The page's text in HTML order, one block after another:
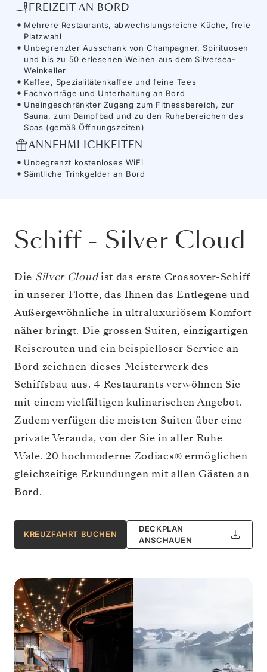
FREIZEIT AN BORD
Mehrere Restaurants, abwechslungsreiche Küche, freie
Platzwahl
Unbegrenzter Ausschank von Champagner, Spirituosen
und bis zu 50 erlesenen Weinen aus dem Silversea-
Weinkeller
Kaffee, Spezialitätenkaffee und feine Tees
Fachvorträge und Unterhaltung an Bord
Uneingeschränkter Zugang zum Fitnessbereich, zur
Sauna, zum Dampfbad und zu den Ruhebereichen des
Spas (gemäß Öffnungszeiten)
ANNEHMLICHKEITEN
Unbegrenzt kostenloses WiFi
Sämtliche Trinkgelder an Bord
Schiff- Silver Cloud
Die Silver Cloudist das erste Crossover-Schiff
in unserer Flotte, das Ihnen das Entlegene und
Außergewöhnliche in ultraluxuriösem Komfort
näher bringt. Die grossen Suiten, einzigartigen
Reiserouten und ein beispielloser Service an
Bord zeichnen dieses Meisterwerk des
Schiffsbau aus. 4 Restaurants verwöhnen Sie
mit einem vielfältigen kulinarischen Angebot.
Zudem verfügen die meisten Suiten über eine
private Veranda, von der Sie in aller Ruhe
Wale. 20 hochmoderne Zodiacs® ermöglichen
gleichzeitige Erkundungen mit allen Gästen an
Bord.
KREUZFAHRT BUCHEN
DECKPLAN
ANSCHAUEN